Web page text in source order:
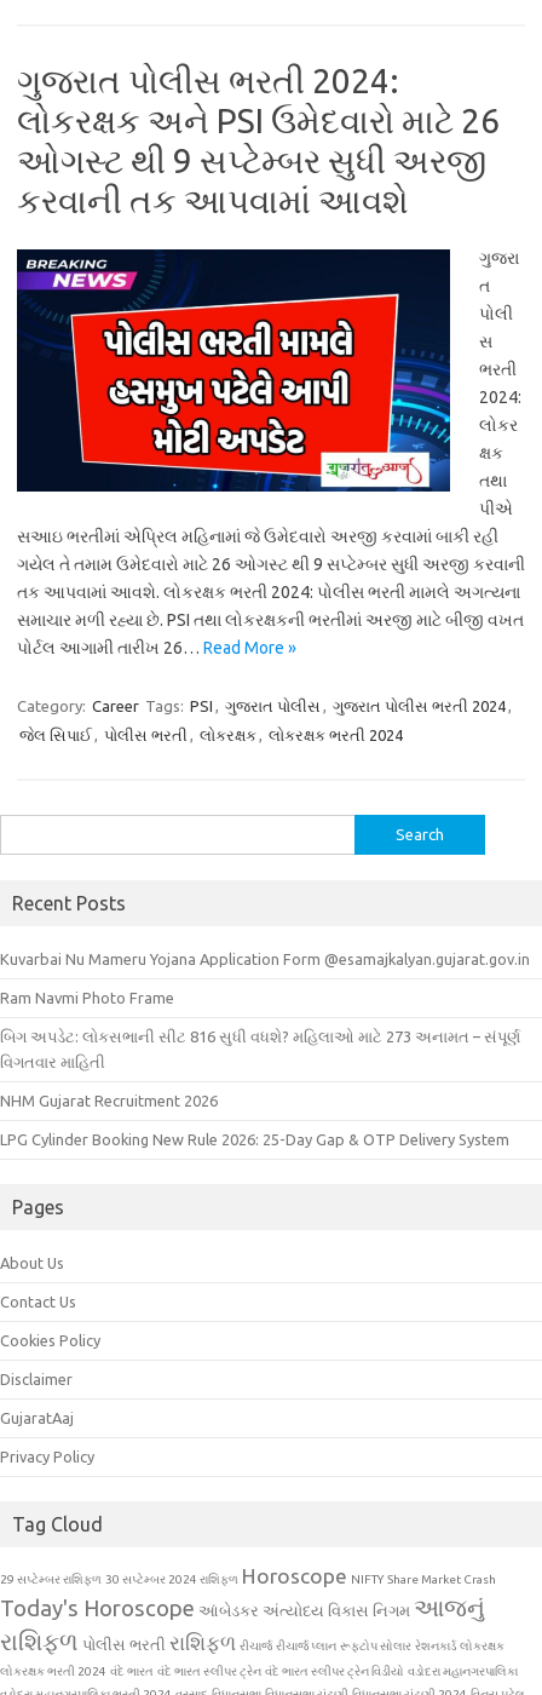
ગુજરાત પોલીસ ભરતી 2024:
લોકરક્ષક અને PSI ઉમેદવારો માટે 26
ઓગસ્ટ થી 9 સપ્ટેમ્બર સુધી અરજી
કરવાની તક આપવામાં આવશે
ગુજરા
ત
પોલી
સ
ભરતી
2024:
લોકર
ક્ષક
તથા
પીએ
સઆઇ ભરતીમાં એપ્રિલ મહિનામાં જે ઉમેદવારો અરજી કરવામાં બાકી રહી
ગયેલ તે તમામ ઉમેદવારો માટે 26 ઓગસ્ટ થી 9 સપ્ટેમ્બર સુધી અરજી કરવાની
તક આપવામાં આવશે. લોકરક્ષક ભરતી 2024: પોલીસ ભરતી મામલે અગત્યના
સમાચાર મળી રહ્યા છે. PSI તથા લોકરક્ષકની ભરતીમાં અરજી માટે બીજી વખત
પોર્ટલ આગામી તારીખ 26… Read More »
Category: Career Tags: PSI , ગુજરાત પોલીસ , ગુજરાત પોલીસ ભરતી 2024,
જેલ સિપાઈ , પોલીસ ભરતી , લોકરક્ષક, લોકરક્ષક ભરતી 2024
for:
Recent Posts
Kuvarbai Nu Mameru Yojana Application Form @esamajkalyan.gujarat.gov.in
Ram Navmi Photo Frame
બિગ અપડેટ: લોકસભાની સીટ 816 સુધી વધશે? મહિલાઓ માટે 273 અનામત – સંપૂર્ણ
વિગતવાર માહિતી
NHM Gujarat Recruitment 2026
LPG Cylinder Booking New Rule 2026: 25-Day Gap & OTP Delivery System
Pages
About Us
Contact Us
Cookies Policy
Disclaimer
GujaratAaj
Privacy Policy
Tag Cloud
29 સપ્ટેમ્બર રાશિફળ 30 સપ્ટેમ્બર 2024 રાશિફળ Horoscope NIFTY Share Market Crash
Today's Horoscope આંબેડકર અંત્યોદય વિકાસ નિગમ આજનું
રાશિફળ પોલીસ ભરતી રાશિફળ રીચાર્જ રીચાર્જ પ્લાન રૂફટોપ સોલાર રેશનકાર્ડ લોકરક્ષક
લોકરક્ષક ભરતી 2024 વંદે ભારત વંદે ભારત સ્લીપર ટ્રેન વંદે ભારત સ્લીપર ટ્રેન વિડીયો વડોદરા મહાનગરપાલિકા